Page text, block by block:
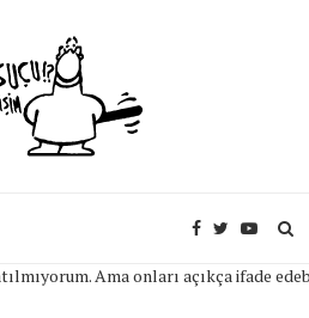
Ama onları açıkça ifade